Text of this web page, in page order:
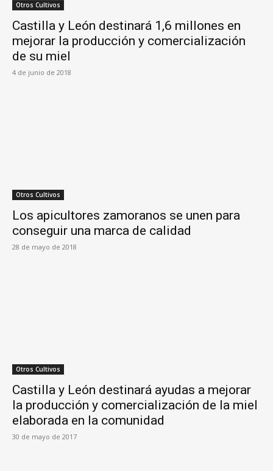
Otros Cultivos
Castilla y León destinará 1,6 millones en
mejorar la producción y comercialización
de su miel
4 de junio de 2018
Otros Cultivos
Los apicultores zamoranos se unen para
conseguir una marca de calidad
28 de mayo de 2018
Otros Cultivos
Castilla y León destinará ayudas a mejorar
la producción y comercialización de la miel
elaborada en la comunidad
30 de mayo de 2017